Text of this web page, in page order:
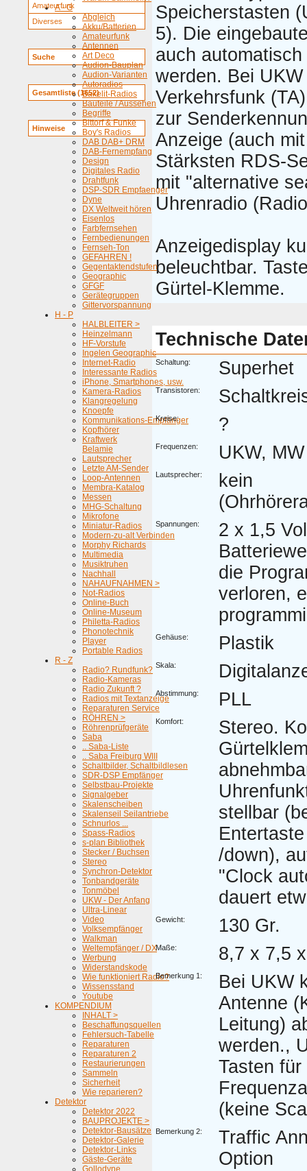
A - G
Abgleich
Akku/Batterien
Amateurfunk
Antennen
Art Deco
Audion-Bauplan
Audion-Varianten
Autoradios
Bakelit-Radios
Bauteile / Aussehen
Begriffe
Bittorf & Funke
Boy's Radios
DAB DAB+ DRM
DAB-Fernempfang
Design
Digitales Radio
Drahtfunk
DSP-SDR Empfaenger
Dyne
DX Weltweit hören
Eisenlos
Farbfernsehen
Fernbedienungen
Fernseh-Ton
GEFAHREN !
Gegentaktendstufen
Geographic
GFGF
Gerätegruppen
Gittervorspannung
H - P
HALBLEITER >
Heinzelmann
HF-Vorstufe
Ingelen Geographic
Internet-Radio
Interessante Radios
iPhone, Smartphones, usw.
Kamera-Radios
Klangregelung
Knoepfe
Kommunikations-Empfänger
Kopfhörer
Kraftwerk
Belamie
Lautsprecher
Letzte AM-Sender
Loop-Antennen
Membra-Katalog
Messen
MHG-Schaltung
Mikrofone
Miniatur-Radios
Modern-zu-alt Verbinden
Morphy Richards
Multimedia
Musiktruhen
Nachhall
NAHAUFNAHMEN >
Not-Radios
Online-Buch
Online-Museum
Philetta-Radios
Phonotechnik
Player
Portable Radios
R - Z
Radio? Rundfunk?
Radio-Kameras
Radio Zukunft ?
Radios mit Textanzeige
Reparaturen Service
RÖHREN >
Röhrenprüfgeräte
Saba
.. Saba-Liste
.. Saba Freiburg WIII
Schaltbilder, Schaltbildlesen
SDR-DSP Empfänger
Selbstbau-Projekte
Signalgeber
Skalenscheiben
Skalenseil Seilantriebe
Schnurlos ...
Spass-Radios
s-plan Bibliothek
Stecker / Buchsen
Stereo
Synchron-Detektor
Tonbandgeräte
Tonmöbel
UKW - Der Anfang
Ultra-Linear
Video
Volksempfänger
Walkman
Weltempfänger / DX
Werbung
Widerstandskode
Wie funktioniert Radio?
Wissensstand
Youtube
KOMPENDIUM
INHALT >
Beschaffungsquellen
Fehlersuch-Tabelle
Reparaturen
Reparaturen 2
Restaurierungen
Sammeln
Sicherheit
Wie reparieren?
Detektor
Detektor 2022
BAUPROJEKTE >
Detektor-Bausätze
Detektor-Galerie
Detektor-Links
Gäste-Geräte
Gollodyne
Amateurfunk
Diverses
Suche
Gesamtliste (1652)
Hinweise
Speicherstasten
5). Die
auch
werden. Bei UKW
Verkehrsfunk
zur
Anzeige (auch
Stärksten RDS-
mit "alternative
Uhrenradio
Anzeigedisplay
beleuchtbar.
Gürtel-Klemme.
Technische
Schaltung: Superhet
Transistoren:
Kreise: ?
Frequenzen: UKW, MW
Lautsprecher:
kein
Spannungen:
2 x 1,5
die
verloren,
Gehäuse: Plastik
Skala:
Abstimmung: PLL
Komfort:
Stereo.
stellbar
/down),
"Clock
dauert
Gewicht: 130 Gr.
Maße: 8,7 x 7,5
Bemerkung 1:
Bei UKW
Antenne
Leitung)
werden.,
Tasten für
(keine
Bemerkung 2:
Traffic
Option